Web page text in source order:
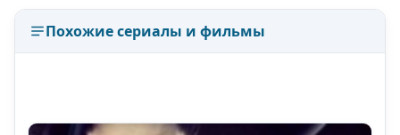
Похожие сериалы и фильмы